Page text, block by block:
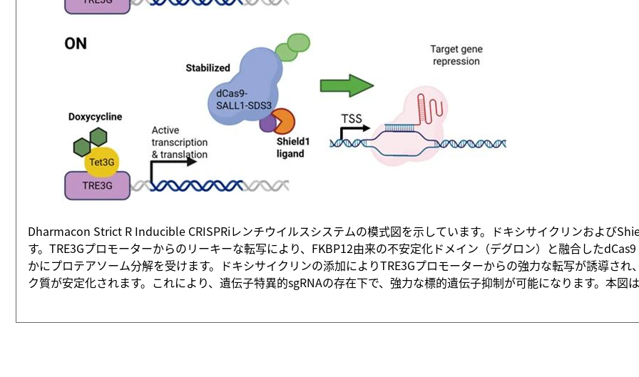
Dharmacon Strict R Inducible CRISPRiレンチウイルスシステムの模式図を示しています。ドキシサイクリンおよび
す。TRE3Gプロモーターからのリーキーな転写により、FKBP12由来の不安定化ドメイン（デグロン）と融合した
かにプロテアソーム分解を受けます。ドキシサイクリンの添加によりTRE3Gプロモーターからの強力な転写が誘導さ
ク質が安定化されます。これにより、遺伝子特異的sgRNAの存在下で、強力な標的遺伝子抑制が可能になります。本